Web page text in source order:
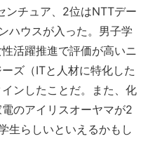
ンチュア、2位はNTTデー
ハウスが入った。男子学
活躍推進で評価が高いニ
ズ（ITと人材に特化した
ンしたことだ。また、化
のアイリスオーヤマが2
生らしいといえるかもし